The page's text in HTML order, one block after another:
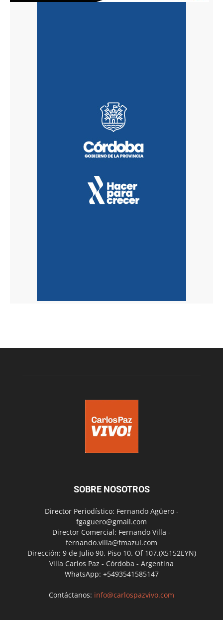
SOBRE NOSOTROS
Director Periodístico: Fernando Agüero -
fgaguero@gmail.com
Director Comercial: Fernando Villa -
fernando.villa@fmazul.com
Dirección: 9 de Julio 90. Piso 10. Of 107.(X5152EYN)
Villa Carlos Paz - Córdoba - Argentina
WhatsApp: +5493541585147
Contáctanos: info@carlospazvivo.com